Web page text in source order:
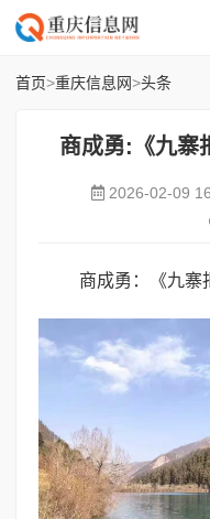
首页>重庆信息网>头条
商成勇:《九寨
2026-02-09
商成勇：《九寨